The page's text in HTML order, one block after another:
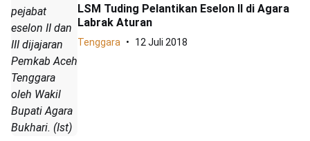
pejabat
eselon II dan
III dijajaran
Pemkab Aceh
Tenggara
oleh Wakil
Bupati Agara
Bukhari. (Ist)
LSM Tuding Pelantikan Eselon II di Agara
Labrak Aturan
Tenggara 12 Juli 2018